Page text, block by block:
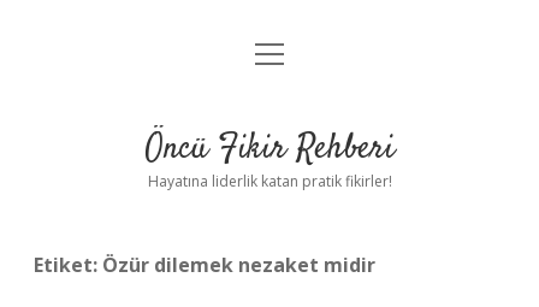
Anasayfa
Yasal Uyarı
menüyü
Öncü Fikir Rehberi
Hayatına liderlik katan pratik fikirler!
Etiket: Özür dilemek nezaket midir